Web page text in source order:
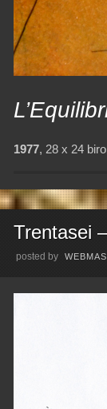
1977, 28 x 24
Trentasei
posted by